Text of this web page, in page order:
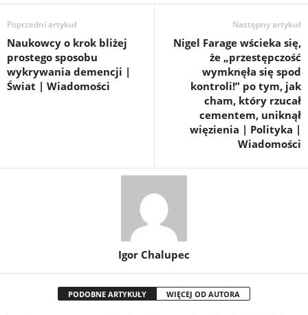
Poprzedni artykuł
Naukowcy o krok bliżej
prostego sposobu
wykrywania demencji |
Świat | Wiadomości
Następny artykuł
Nigel Farage wścieka się,
że „przestępczość
wymknęła się spod
kontroli!” po tym, jak
cham, który rzucał
cementem, uniknął
więzienia | Polityka |
Wiadomości
Igor Chalupec
PODOBNE ARTYKUŁY WIĘCEJ OD AUTORA